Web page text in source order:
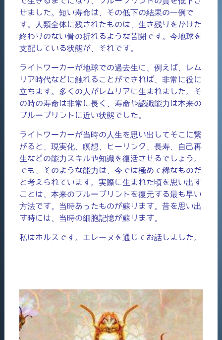
せました。短い寿命は、その低下の結果の一例で
す。人類全体に残されたものは、生き残りをかけた
終わりのない骨の折れるような苦闘です。今地球を
支配している状態が、それです。
ライトワーカーが地球での過去生に、例えば、レム
リア時代などに触れることができれば、非常に役に
立ちます。多くの人がレムリアに生まれました。そ
の時の寿命は非常に長く、寿命や認識能力は本来の
ブループリントに近い状態でした。
ライトワーカーが当時の人生を思い出してそこに繋
がると、現実化、瞑想、ヒーリング、長寿、自己再
生などの能力スキルや知識を復活させるでしょう。
でも、そのような能力は、今では極めて稀なものだ
と考えられています。実際に生まれた頃を思い出す
ことは、本来のブループリントを復元する最も早い
方法です。当時あったものが蘇ります。昔を思い出
す時には、当時の細胞記憶が蘇ります。
私はホルスです。エレーヌを通じてお話しました。